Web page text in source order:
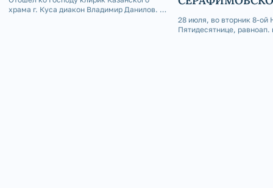
ВЛАДИМИР ДАНИЛОВ
храма г. Куса диакон Владимир Данилов. 29
28 июля, во вторник 8-ой
Пятидесятнице, равноап.